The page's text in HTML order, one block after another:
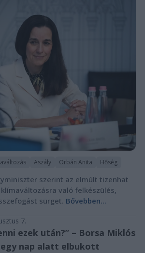
Aszály Orbán Anita Hőség
szerint az elmúlt tizenhat
való felkészülés,
sürget. Bővebben...
7.
ezek után?” – Borsa Miklós
nap alatt elbukott